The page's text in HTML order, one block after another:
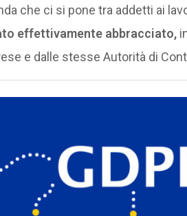
che ci si pone tra addetti ai
effettivamente abbracciato,
e dalle stesse Autorità di